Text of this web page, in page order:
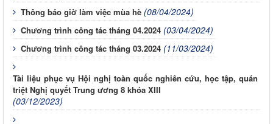
Thông báo giờ làm việc mùa hè (08/04/2024)
Chương trình công tác tháng 04.2024 (03/04/2024)
Chương trình công tác tháng 03.2024 (11/03/2024)
Tài liệu phục vụ Hội nghị toàn quốc nghiên cứu, học tập, quán
triệt Nghị quyết Trung ương 8 khóa XIII
(03/12/2023)